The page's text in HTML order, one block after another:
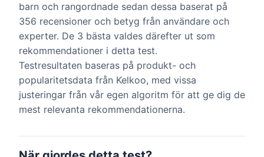
barn och rangordnade sedan dessa baserat på
356 recensioner och betyg från användare och
experter. De 3 bästa valdes därefter ut som
rekommendationer i detta test.
Testresultaten baseras på produkt- och
popularitetsdata från Kelkoo, med vissa
justeringar från vår egen algoritm för att ge dig de
mest relevanta rekommendationerna.